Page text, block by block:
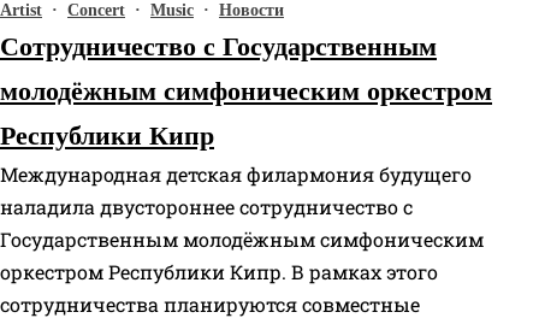
Artist · Concert · Music · Новости
Сотрудничество с Государственным
молодёжным симфоническим оркестром
Республики Кипр
Международная детская филармония будущего
наладила двустороннее сотрудничество с
Государственным молодёжным симфоническим
оркестром Республики Кипр. В рамках этого
сотрудничества планируются совместные